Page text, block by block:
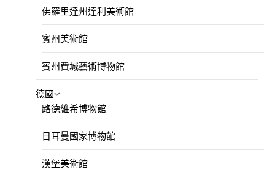
佛羅里達州達利美術館
賓州美術館
賓州費城藝術博物館
德國
路德維希博物館
日耳曼國家博物館
漢堡美術館